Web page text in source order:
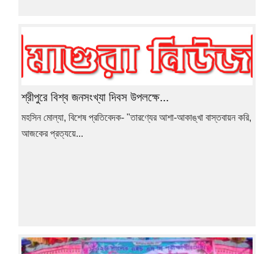
শ্রীপুরে বিশ্ব জনসংখ্যা দিবস উপলক্ষে...
মহসিন মোল্যা, বিশেষ প্রতিবেদক- "তারণ্যের আশা-আকাঙ্খা বাস্তবায়ন করি,
আজকের প্রত্যয়ে...